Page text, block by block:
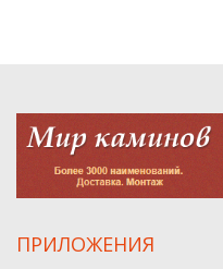
ПРИЛОЖЕНИЯ